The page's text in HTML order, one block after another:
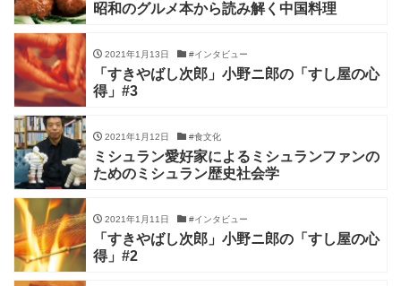
昭和のグルメ本から読み解く中国料理
2021年1月13日 #インタビュー
「すきやばし次郎」小野ニ郎の「すし屋の心
得」#3
2021年1月12日 #食文化
ミシュラン愛好家によるミシュランファンの
ためのミシュラン歴史社会学
2021年1月11日 #インタビュー
「すきやばし次郎」小野ニ郎の「すし屋の心
得」#2